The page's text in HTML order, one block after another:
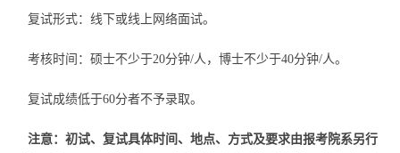
复试形式：线下或线上网络面试。
考核时间：硕士不少于20分钟/人，博士不少于40分钟/人。
复试成绩低于60分者不予录取。
注意：初试、复试具体时间、地点、方式及要求由报考院系另行